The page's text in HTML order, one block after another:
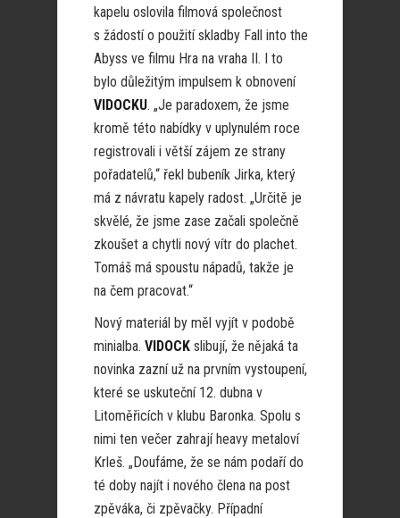
kapelu oslovila filmová společnost
s žádostí o použití skladby Fall into the
Abyss ve filmu Hra na vraha II. I to
bylo důležitým impulsem k obnovení
VIDOCKU. „Je paradoxem, že jsme
kromě této nabídky v uplynulém roce
registrovali i větší zájem ze strany
pořadatelů,“ řekl bubeník Jirka, který
má z návratu kapely radost. „Určitě je
skvělé, že jsme zase začali společně
zkoušet a chytli nový vítr do plachet.
Tomáš má spoustu nápadů, takže je
na čem pracovat.“
Nový materiál by měl vyjít v podobě
minialba. VIDOCK slibují, že nějaká ta
novinka zazní už na prvním vystoupení,
které se uskuteční 12. dubna v
Litoměřicích v klubu Baronka. Spolu s
nimi ten večer zahrají heavy metaloví
Krleš. „Doufáme, že se nám podaří do
té doby najít i nového člena na post
zpěváka, či zpěvačky. Případní